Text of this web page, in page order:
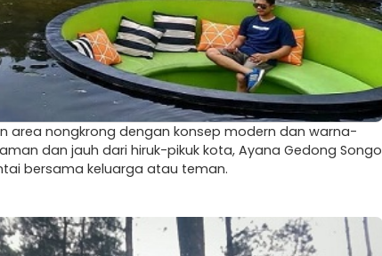
area nongkrong dengan konsep modern dan warna-
dan jauh dari hiruk-pikuk kota, Ayana Gedong Songo
bersama keluarga atau teman.